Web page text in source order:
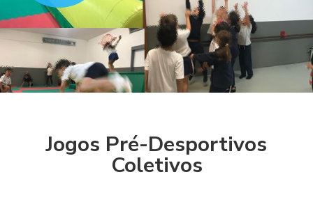
Jogos Pré-Desportivos
Coletivos